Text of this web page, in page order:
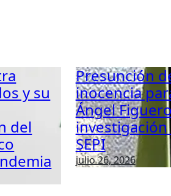
y su
del
Presunción
inocencia
Ángel
SEPI
julio 26, 2026